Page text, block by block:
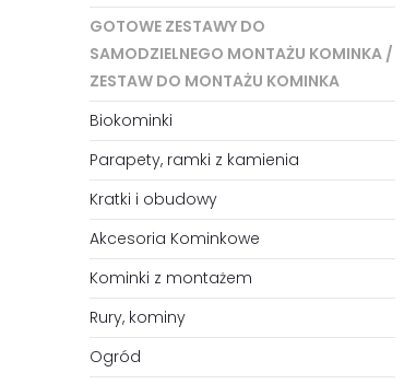
GOTOWE ZESTAWY DO
SAMODZIELNEGO MONTAŻU KOMINKA /
ZESTAW DO MONTAŻU KOMINKA
Biokominki
Parapety, ramki z kamienia
Kratki i obudowy
Akcesoria Kominkowe
Kominki z montażem
Rury, kominy
Ogród